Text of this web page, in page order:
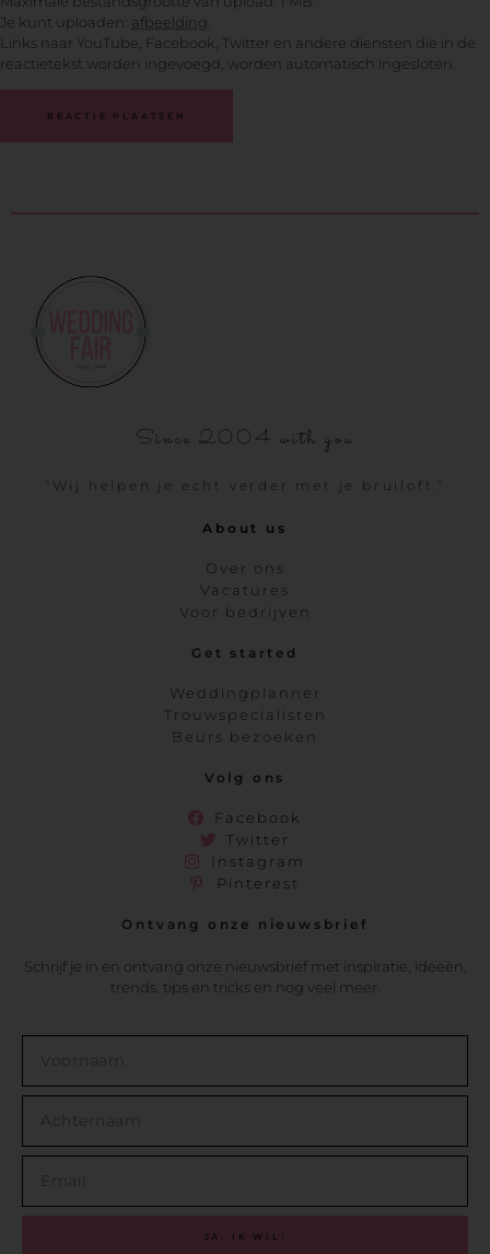
Je kunt uploaden: afbeelding
Links naar YouTube, Facebook, Twitter en andere diensten die in de
reactietekst worden ingevoegd, worden automatisch ingesloten.
Since 2004 with you
"Wij helpen je echt verder met je bruiloft."
About us
Over ons
Vacatures
Voor bedrijven
Get started
Weddingplanner
Trouwspecialisten
Beurs bezoeken
Volg ons
Facebook
Twitter
Instagram
Pinterest
Ontvang onze nieuwsbrief
Schrijf je in en ontvang onze nieuwsbrief met inspiratie, ideeën,
trends, tips en tricks en nog veel meer.
JA, IK WIL!